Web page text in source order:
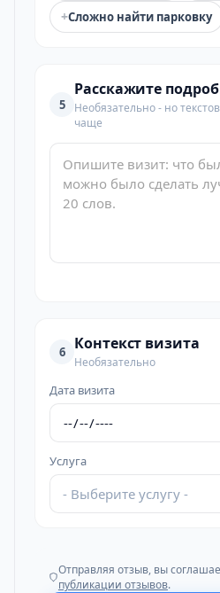
+Сложно найти парковку
5
Расскажите
Необязательно - но
чаще
6 Контекст визита
Необязательно
Дата визита
Услуга
- Выберите услугу -
Отправляя отзыв, вы
публикации отзывов.